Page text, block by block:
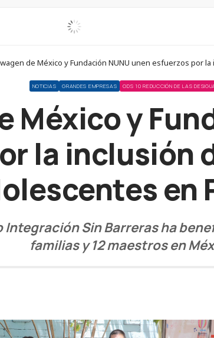
de México y Fundación NUNU unen esfuerzos por
NOTICIAS GRANDES EMPRESAS ODS 10 REDUCCIÓN DE LAS
México y
la inclusión
en
Sin Barreras ha
familias y 12 maestros en